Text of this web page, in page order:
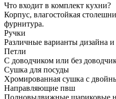
Что входит в комплект кухни?
Корпус, влагостойкая
фурнитура.
Ручки
Различные варианты дизайна
Петли
С доводчиком или без
Сушка для посуды
Хромированная сушка с
Направляющие пвш
Полновыдвижные шариковые